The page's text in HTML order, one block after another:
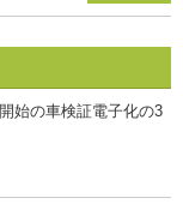
始の車検証電子化の3